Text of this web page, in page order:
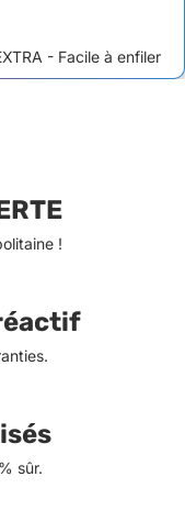
- Facile à enfiler
!
sûr.